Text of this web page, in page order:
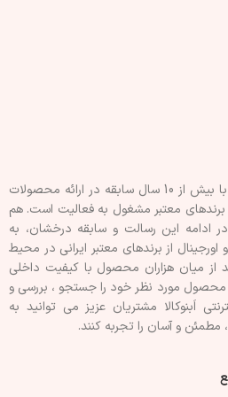
مجموعه فروشگاه آنلاین اَبنوکالا با بیش از 10 سال سابقه در ارائه محصولات
برندهای معتبر مشغول به فعاليت است. هم
در ادامه اين رسالت و سابقه درخشان، به
از برندهای معتبر ايرانی در محيط
از ميان هزاران محصول با کيفيت داخلی
مورد نظر خود را جستجو ، بررسی و
اَبنوکالا مشتريان عزیز می توانيد به
و آسان را تجربه کنند.